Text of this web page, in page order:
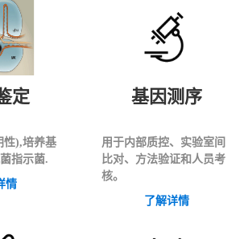
定
性),培养基
指示菌.
情
基因测序
用于内部质控、实验室间
比对、方法验证和人员考
核。
了解详情